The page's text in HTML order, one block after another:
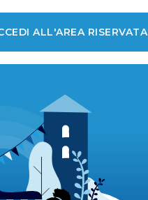
ALL'AREA RISERVATA